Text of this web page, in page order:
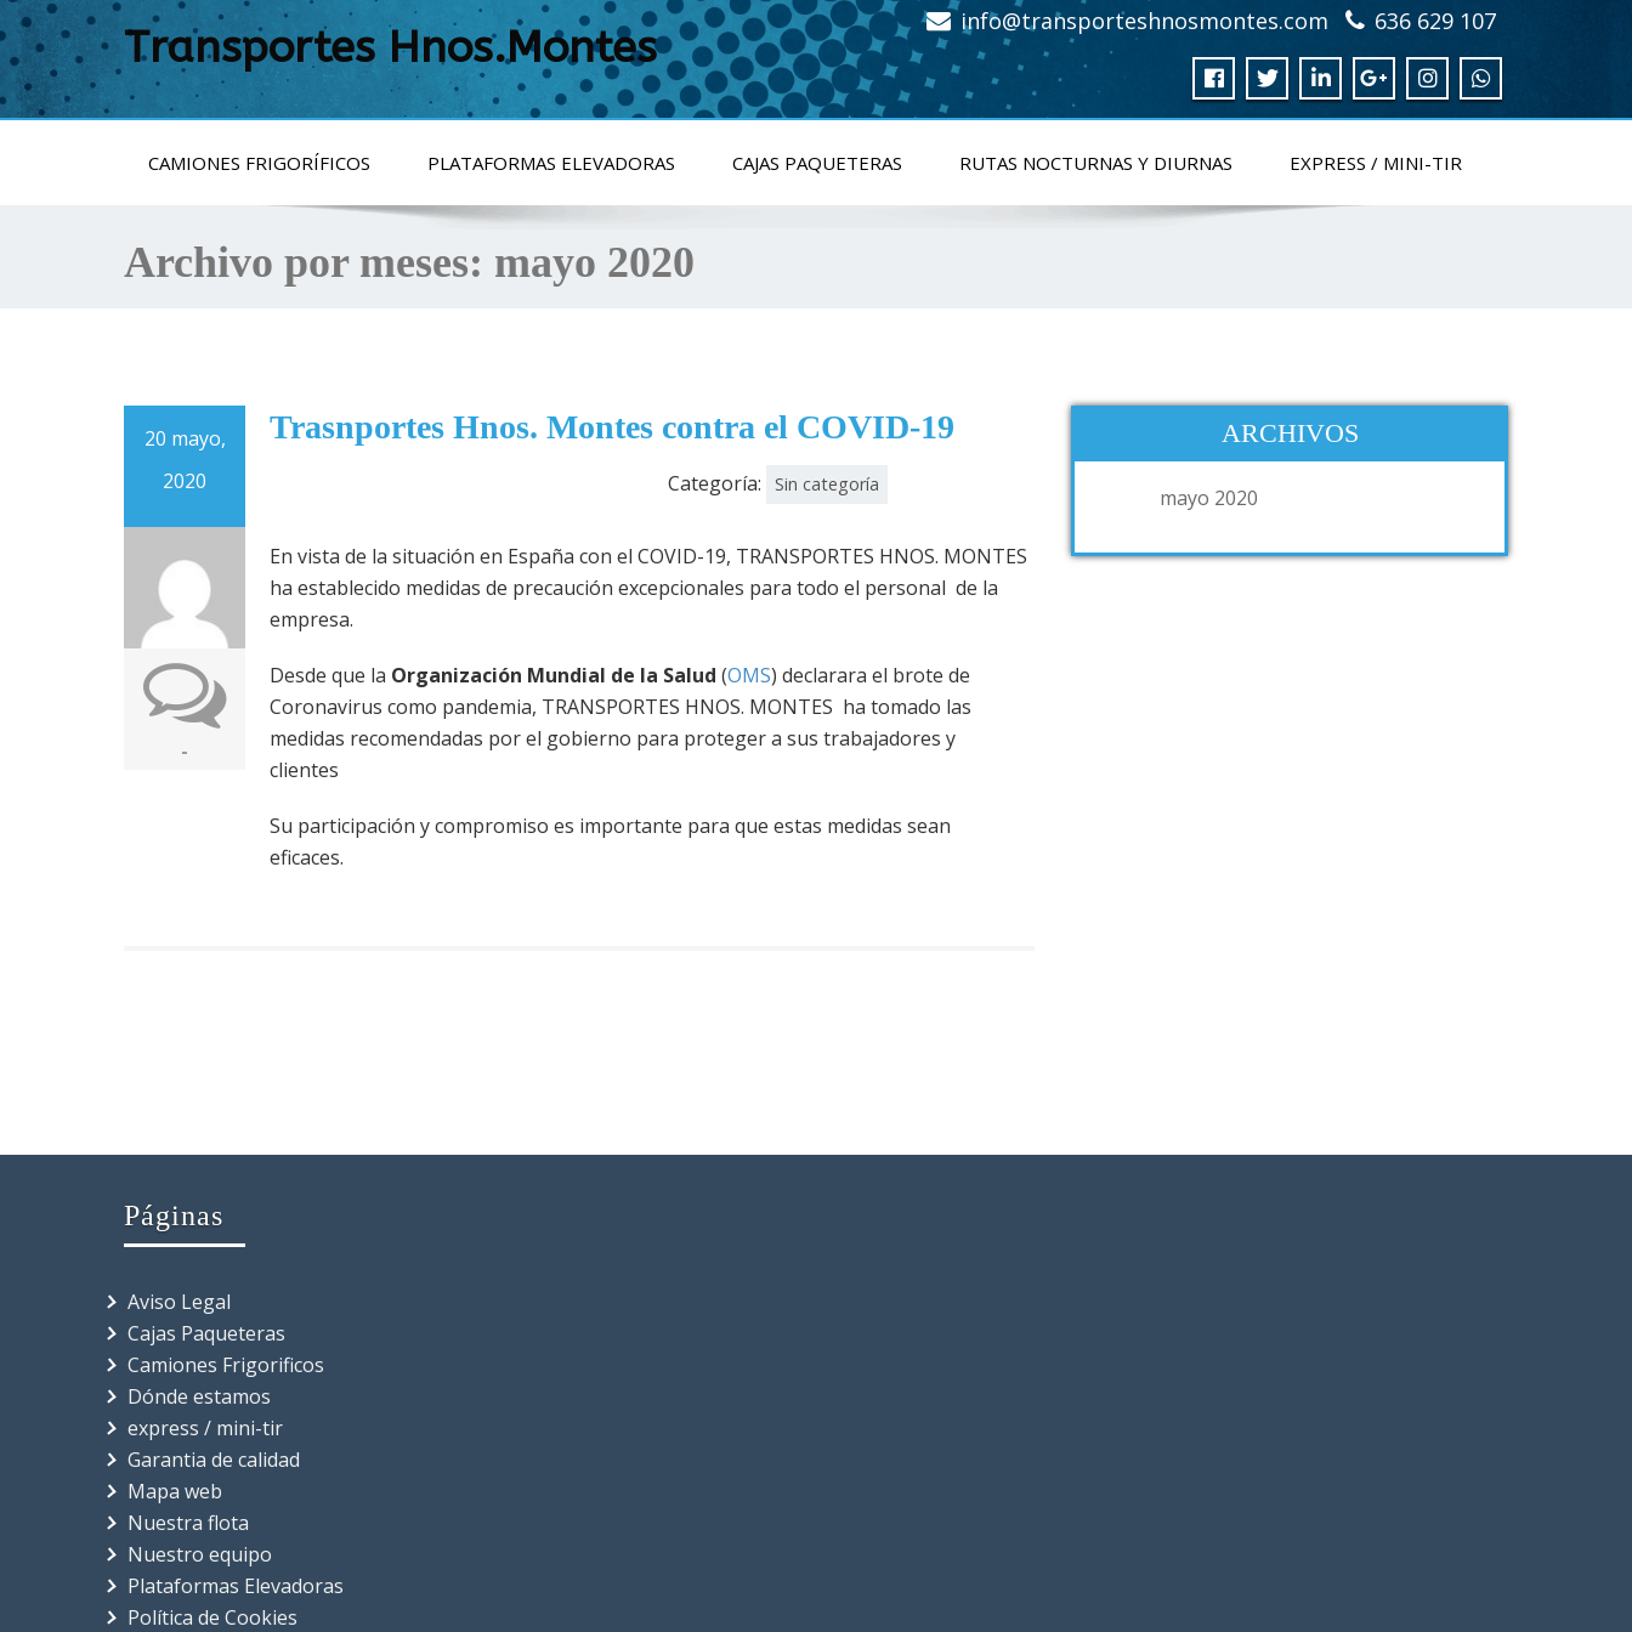
Transportes Hnos.Montes
info@transporteshnosmontes.com 636 629 107
CAMIONES FRIGORÍFICOS PLATAFORMAS ELEVADORAS CAJAS PAQUETERAS RUTAS NOCTURNAS Y DIURNAS EXPRESS / MINI-TIR
Archivo por meses: mayo 2020
20 mayo,
2020
-
Trasnportes Hnos. Montes contra el COVID-19
Categoría: Sin categoría
En vista de la situación en España con el COVID-19, TRANSPORTES HNOS. MONTES
ha establecido medidas de precaución excepcionales para todo el personal de la
empresa.
Desde que la Organización Mundial de la Salud (OMS) declarara el brote de
Coronavirus como pandemia, TRANSPORTES HNOS. MONTES ha tomado las
medidas recomendadas por el gobierno para proteger a sus trabajadores y
clientes
Su participación y compromiso es importante para que estas medidas sean
eficaces.
ARCHIVOS
mayo 2020
Páginas
Aviso Legal
Cajas Paqueteras
Camiones Frigorificos
Dónde estamos
express / mini-tir
Garantia de calidad
Mapa web
Nuestra flota
Nuestro equipo
Plataformas Elevadoras
Política de Cookies